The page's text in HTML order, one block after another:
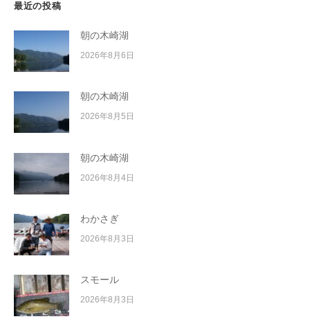
最近の投稿
朝の木崎湖
2026年8月6日
朝の木崎湖
2026年8月5日
朝の木崎湖
2026年8月4日
わかさぎ
2026年8月3日
スモール
2026年8月3日